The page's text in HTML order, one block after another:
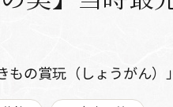
もの賞玩（しょうがん）